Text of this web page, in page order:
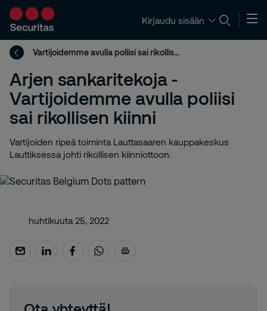
Kirjaudu sisään
Vartijoidemme avulla poliisi sai rikollisen kiinni
Arjen sankaritekoja -
Vartijoidemme avulla poliisi
sai rikollisen kiinni
Vartijoiden ripeä toiminta Lauttasaaren kauppakeskus
Lauttiksessa johti rikollisen kiinniottoon.
huhtikuuta 25, 2022